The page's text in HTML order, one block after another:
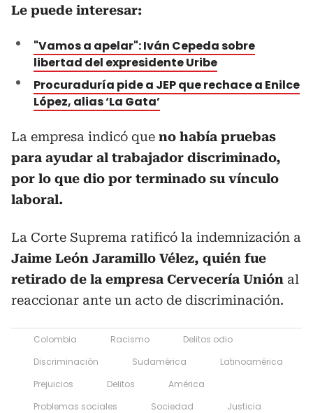
Le puede interesar:
"Vamos a apelar": Iván Cepeda sobre
libertad del expresidente Uribe
Procuraduría pide a JEP que rechace a Enilce
López, alias ‘La Gata’
La empresa indicó que no había pruebas
para ayudar al trabajador discriminado,
por lo que dio por terminado su vínculo
laboral.
La Corte Suprema ratificó la indemnización a
Jaime León Jaramillo Vélez, quién fue
retirado de la empresa Cervecería Unión al
reaccionar ante un acto de discriminación.
Colombia Racismo
Delitos odio
Discriminación
Sudamérica
Latinoamérica
Prejuicios
Delitos
América
Problemas sociales
Sociedad Justicia